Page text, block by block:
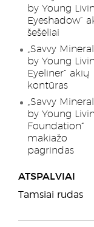
by Young
Eyeshadow“
šešėliai
„Savvy
by Young
Eyeliner“ akių
kontūras
„Savvy
by Young
Foundation“
makiažo
pagrindas
ATSPALVIAI
Tamsiai rudas